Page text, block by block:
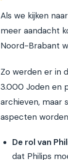
Als we kijken
meer aandacht
Noord-Brabant
Zo werden er in
3.000 Joden en
archieven, maar
aspecten
De rol van
dat Philips